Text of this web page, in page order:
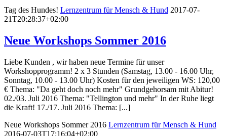
Tag des Hundes! Lernzentrum für Mensch & Hund 2017-07-
21T20:28:37+02:00
Neue Workshops Sommer 2016
Liebe Kunden , wir haben neue Termine für unser
Workshopprogramm! 2 x 3 Stunden (Samstag, 13.00 - 16.00 Uhr,
Sonntag, 10.00 - 13.00 Uhr) Kosten für den jeweiligen WS: 120,00
€ Thema: "Da geht doch noch mehr" Grundgehorsam mit Abitur!
02./03. Juli 2016 Thema: "Tellington und mehr" In der Ruhe liegt
die Kraft! 17./17. Juli 2016 Thema: [...]
Neue Workshops Sommer 2016 Lernzentrum für Mensch & Hund
2016-07-03T17:16:04+02:00